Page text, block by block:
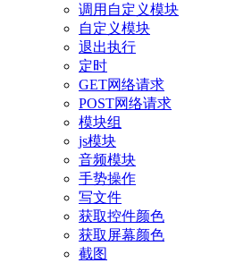
调用自定义模块
自定义模块
退出执行
定时
GET网络请求
POST网络请求
模块组
js模块
音频模块
手势操作
写文件
获取控件颜色
获取屏幕颜色
截图